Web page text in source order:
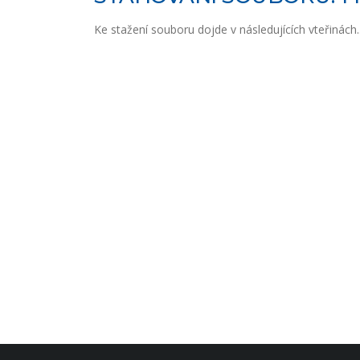
Ke stažení souboru dojde v následujících